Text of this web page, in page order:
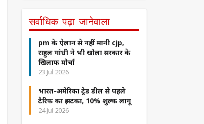
सर्वाधिक पढ़ा जानेवाला
pm के ऐलान से नहीं मानी cjp,
राहुल गांधी ने भी खोला सरकार के
खिलाफ मोर्चा
23 Jul 2026
भारत-अमेरिका ट्रेड डील से पहले
टैरिफ का झटका, 10% शुल्क लागू
24 Jul 2026